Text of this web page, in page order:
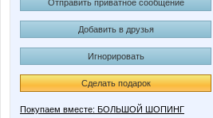
Отправить приватное сообщение
Добавить в друзья
Игнорировать
Сделать подарок
Покупаем вместе: БОЛЬШОЙ ШОПИНГ